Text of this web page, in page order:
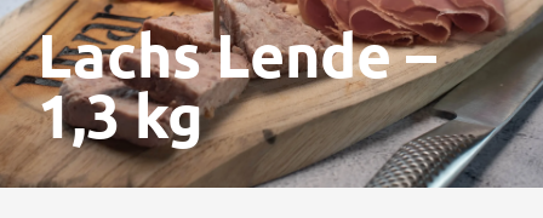
Lachs Lende –
1,3 kg